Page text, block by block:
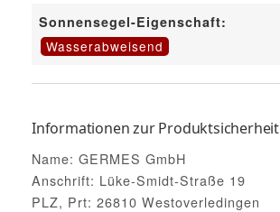
Sonnensegel-Eigenschaft:
Wasserabweisend
Informationen zur Produktsicherheit
Name: GERMES GmbH
Anschrift: Lüke-Smidt-Straße 19
PLZ, Prt: 26810 Westoverledingen